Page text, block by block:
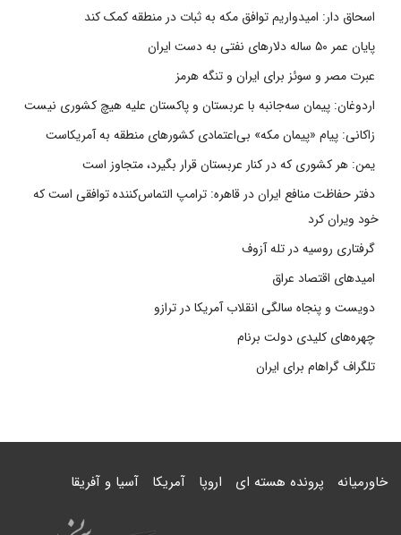
اسحاق دار: امیدواریم توافق مکه به ثبات در منطقه کمک کند
پایان عمر ۵۰ ساله دلارهای نفتی به دست ایران
عبرت مصر و سوئز برای ایران و تنگه هرمز
اردوغان: پیمان سه‌جانبه با عربستان و پاکستان علیه هیچ کشوری نیست
زاکانی: پیام «پیمان مکه» بی‌اعتمادی کشورهای منطقه به آمریکاست
یمن: هر کشوری که در کنار عربستان قرار بگیرد، متجاوز است
دفتر حفاظت منافع ایران در قاهره: ترامپ التماس‌کننده توافقی است که
خود ویران کرد
گرفتاری روسیه در تله آزوف
امیدهای اقتصاد عراق
دویست و پنجاه سالگی انقلاب آمریکا در ترازو
چهره‌های کلیدی دولت برنام
تلگراف گراهام برای ایران
خاورمیانه پرونده هسته ای اروپا آمریکا آسیا و آفریقا